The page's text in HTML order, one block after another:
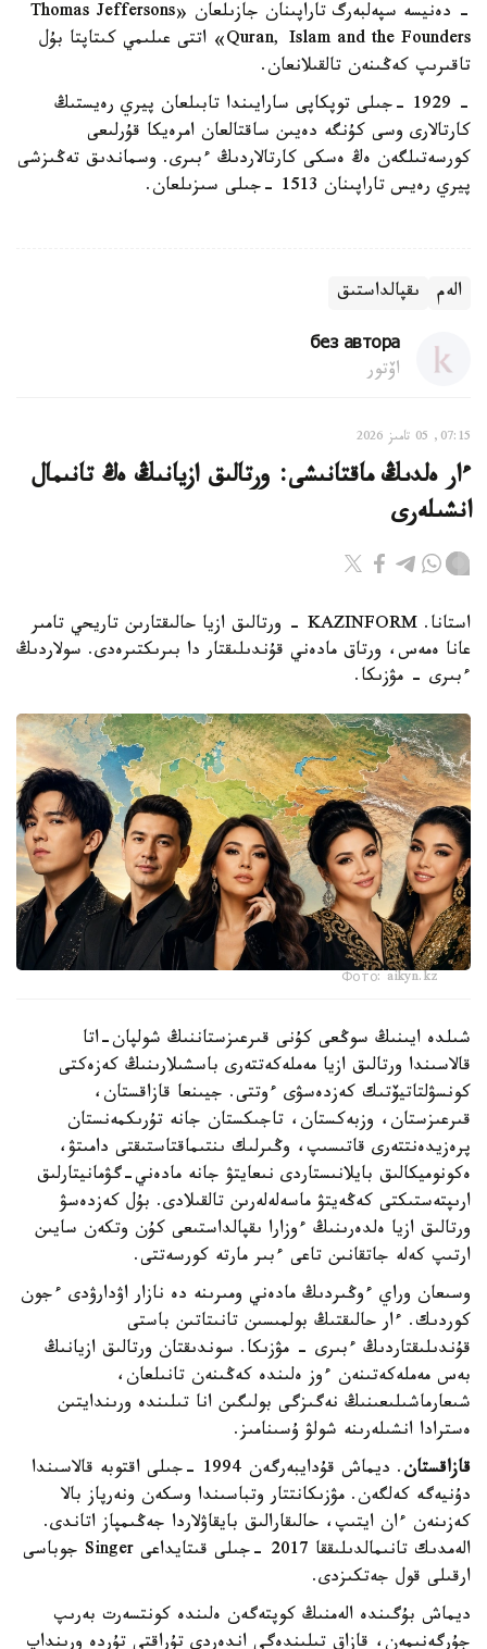
- دەنيسە سپەلبەرگ تاراپىنان جازىلعان «Thomas Jeffersons
Quran, Islam and the Founders» اتتى عىلىمي كىتاپتا بۇل
تاقىرىپ كەڭىنەن تالقىلانعان.
- 1929 -جىلى توپكاپى سارايىندا تابىلعان پيري رەيستىڭ
كارتالارى وسى كۇنگە دەيىن ساقتالعان امرەيكا قۇرلىعى
كورسەتىلگەن ەڭ ەسكى كارتالاردىڭ ءبىرى. وسماندىق تەڭىزشى
پيري رەيس تاراپىنان 1513 -جىلى سىزىلعان.
الەم ىقپالداستىق
без автора
اۆتور
07:15, 05 تامىز 2026
ءار ەلدىڭ ماقتانىشى: ورتالىق ازيانىڭ ەڭ تانىمال
انشىلەرى
استانا. KAZINFORM - ورتالىق ازيا حالىقتارىن تاريحي تامىر
عانا ەمەس، ورتاق مادەني قۇندىلىقتار دا بىرىكتىرەدى. سولاردىڭ
ءبىرى – مۋزىكا.
Фото: aikyn.kz
شىلدە ايىنىڭ سوڭعى كۇنى قىرعىزستاننىڭ شولپان-اتا
قالاسىندا ورتالىق ازيا مەملەكەتتەرى باسشىلارىنىڭ كەزەكتى
كونسۋلتاتيۆتىك كەزدەسۋى ءوتتى. جيىنعا قازاقستان،
قىرعىزستان، وزبەكستان، تاجىكستان جانە تۇرىكمەنستان
پرەزيدەنتتەرى قاتىسىپ، وڭىرلىك ىنتىماقتاستىقتى دامىتۋ،
ەكونوميكالىق بايلانىستاردى نىعايتۋ جانە مادەني-گۋمانيتارلىق
ارىپتەستىكتى كەڭەيتۋ ماسەلەلەرىن تالقىلادى. بۇل كەزدەسۋ
ورتالىق ازيا ەلدەرىنىڭ ءوزارا ىقپالداستىعى كۇن وتكەن سايىن
ارتىپ كەلە جاتقانىن تاعى ءبىر مارتە كورسەتتى.
وسىعان وراي ءوڭىردىڭ مادەني ومىرىنە دە نازار اۋدارۋدى ءجون
كوردىك. ءار حالىقتىڭ بولمىسىن تانىتاتىن باستى
قۇندىلىقتاردىڭ ءبىرى - مۋزىكا. سوندىقتان ورتالىق ازيانىڭ
بەس مەملەكەتىنەن ءوز ەلىندە كەڭىنەن تانىلعان،
شىعارماشىلىعىنىڭ نەگىزگى بولىگىن انا تىلىندە ورىندايتىن
ەسترادا انشىلەرىنە شولۋ ۇسىنامىز.
قازاقستان
. ديماش قۇدايبەرگەن 1994 -جىلى اقتوبە قالاسىندا
دۇنيەگە كەلگەن. مۋزىكانتتار وتباسىندا وسكەن ونەرپاز بالا
كەزىنەن ءان ايتىپ، حالىقارالىق بايقاۋلاردا جەڭىمپاز اتاندى.
الەمدىك تانىمالدىلىققا 2017 -جىلى قىتايداعى Singer جوباسى
ارقىلى قول جەتكىزدى.
ديماش بۇگىندە الەمنىڭ كوپتەگەن ەلىندە كونتسەرت بەرىپ
جۇرگەنىمەن، قازاق تىلىندەگى اندەردى تۇراقتى تۇردە ورىنداپ